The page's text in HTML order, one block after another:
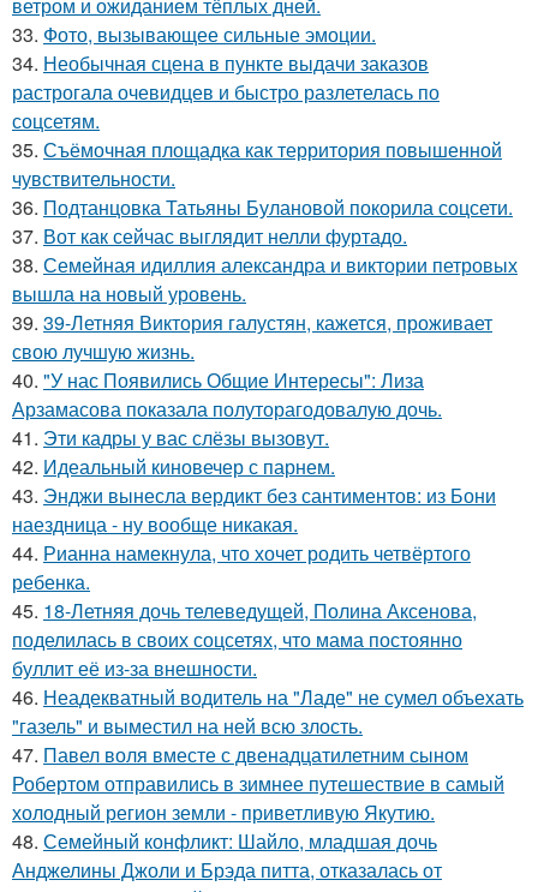
33. Фото, вызывающее сильные эмоции.
34. Необычная сцена в пункте выдачи заказов
растрогала очевидцев и быстро разлетелась по
соцсетям.
35. Съёмочная площадка как территория повышенной
чувствительности.
36. Подтанцовка Татьяны Булановой покорила соцсети.
37. Вот как сейчас выглядит нелли фуртадо.
38. Семейная идиллия александра и виктории петровых
вышла на новый уровень.
39. 39-Летняя Виктория галустян, кажется, проживает
свою лучшую жизнь.
40. "У нас Появились Общие Интересы": Лиза
Арзамасова показала полуторагодовалую дочь.
41. Эти кадры у вас слёзы вызовут.
42. Идеальный киновечер с парнем.
43. Энджи вынесла вердикт без сантиментов: из Бони
наездница - ну вообще никакая.
44. Рианна намекнула, что хочет родить четвёртого
ребенка.
45. 18-Летняя дочь телеведущей, Полина Аксенова,
поделилась в своих соцсетях, что мама постоянно
буллит её из-за внешности.
46. Неадекватный водитель на "Ладе" не сумел объехать
"газель" и выместил на ней всю злость.
47. Павел воля вместе с двенадцатилетним сыном
Робертом отправились в зимнее путешествие в самый
холодный регион земли - приветливую Якутию.
48. Семейный конфликт: Шайло, младшая дочь
Анджелины Джоли и Брэда питта, отказалась от